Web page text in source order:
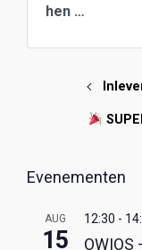
hen …
Evenementen
AUG
15
12:30 -
OWIOS